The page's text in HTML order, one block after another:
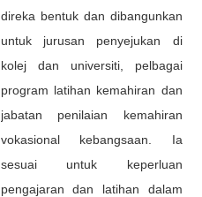
direka bentuk dan dibangunkan
untuk jurusan penyejukan di
kolej dan universiti, pelbagai
program latihan kemahiran dan
jabatan penilaian kemahiran
vokasional kebangsaan. Ia
sesuai untuk keperluan
pengajaran dan latihan dalam